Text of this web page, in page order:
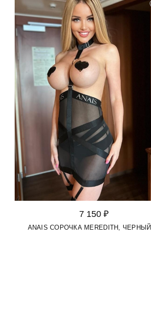
7 150 ₽
ANAIS СОРОЧКА MEREDITH, ЧЕРНЫЙ